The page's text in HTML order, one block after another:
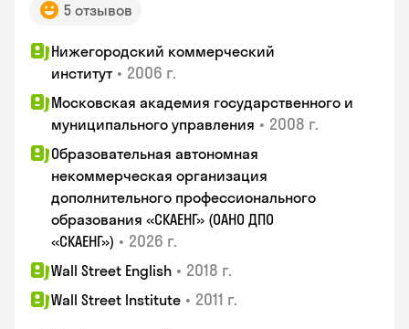
5 отзывов
Нижегородский коммерческий
институт • 2006 г.
Московская академия государственного и
муниципального управления • 2008 г.
Образовательная автономная
некоммерческая организация
дополнительного профессионального
образования «СКАЕНГ» (ОАНО ДПО
«СКАЕНГ») • 2026 г.
Wall Street English • 2018 г.
Wall Street Institute • 2011 г.